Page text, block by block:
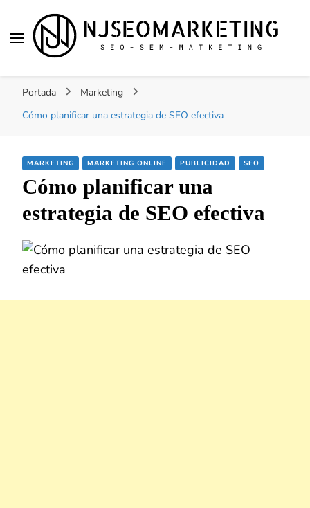
ACTUALIDAD
personal, desarrollo web, app, y lo que no te
imaginas…
Portada
Marketing
Cómo planificar una estrategia de SEO efectiva
MARKETING MARKETING ONLINE PUBLICIDAD SEO
Cómo planificar una
estrategia de SEO efectiva